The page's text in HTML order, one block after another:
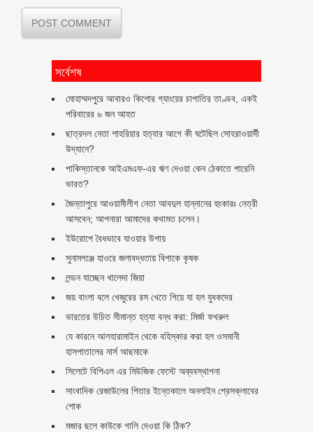
সর্বেশষ
মোহাম্মদপুরে আবারও কিশোর গ্যাংয়ের চাপাতির তাণ্ডব, একই
পরিবারের ৬ জন আহত
ছাত্রদল নেতা শাহরিয়ার হত্যার আগে কী ঘটেছিল সোহরাওয়ার্দী
উদ্যানে?
পাকিস্তানকে আইএমএফ-এর ঋণ দেওয়া কেন ঠেকাতে পারেনি
ভারত?
জৈন্তাপুরে আওয়ামীলীগ নেতা আবদুল হান্নানের হুংকারঃ নেত্রী
আসবেন; আপনারা আমাদের কথামত চলেন।
ইউরোপে বৈধভাবে যাওয়ার উপায়
সুনামগঞ্জে হাওরে জলাবদ্ধতায় বিপাকে কৃষক
লন্ডন যাচ্ছেন খালেদা জিয়া
জয় বাংলা বলে খেজুরের রস খেতে গিয়ে যা হল যুবকদের
ভারতের উচিত সীমান্ত হত্যা বন্ধ করা: মির্জা ফখরুল
যে কারনে আলহারামাইন থেকে বহিস্কার করা হল ওসমানী
হাসপাতালের নার্স আছমাকে
সিলেটে বিপিএল এর মিউজিক ফেস্টে অব্যবস্থাপনা
সাংবাদিক রেজাউলের পিতার ইন্তেকালে অনলাইন প্রেসক্লাবের
শোক
মজার ছলে কাউকে গালি দেওয়া কি ঠিক?